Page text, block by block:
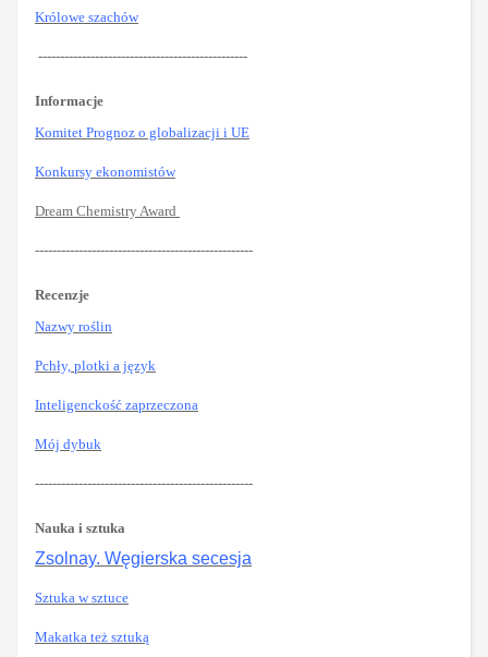
Królowe szachów
------------------------------------------------
Informacje
Komitet Prognoz o globalizacji i UE
Konkursy ekonomistów
Dream Chemistry Award
--------------------------------------------------
Recenzje
Nazwy roślin
Pchły, plotki a język
Inteligenckość zaprzeczona
Mój dybuk
--------------------------------------------------
Nauka i sztuka
Zsolnay. Węgierska secesja
Sztuka w sztuce
Makatka też sztuką